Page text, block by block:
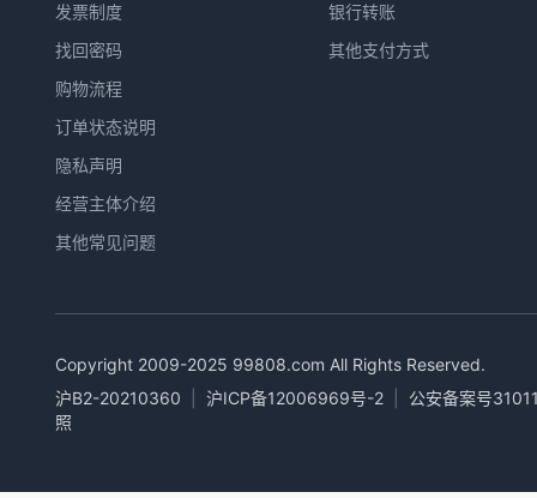
发票制度
找回密码
购物流程
订单状态说明
隐私声明
经营主体介绍
其他常见问题
银行转账
其他支付方式
Copyright 2009-2025 99808.com All Rights Reserved.
沪B2-20210360
沪ICP备12006969号-2
公安备案号
照